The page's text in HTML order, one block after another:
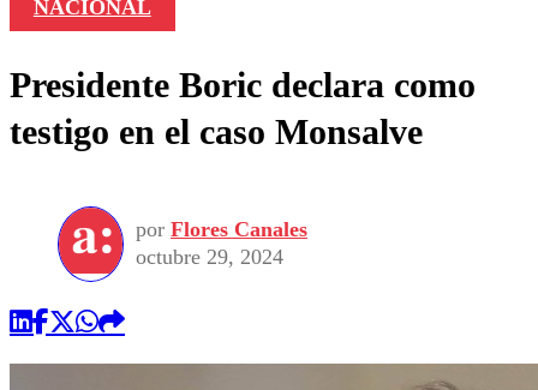
NACIONAL
Presidente Boric declara como
testigo en el caso Monsalve
por Flores Canales
octubre 29, 2024